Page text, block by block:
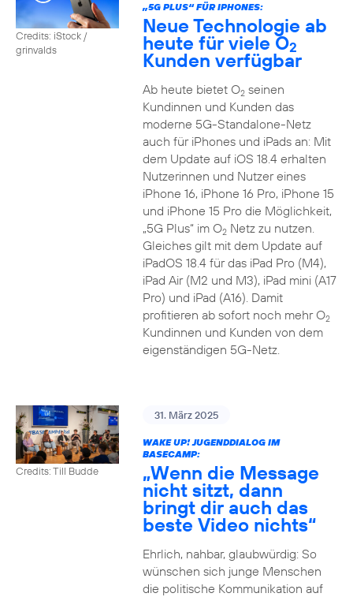
Credits: iStock /
grinvalds
„5G PLUS“ FÜR IPHONES:
Neue Technologie ab
heute für viele O2
Kunden verfügbar
Ab heute bietet O2seinen
Kundinnen und Kunden das
moderne 5G-Standalone-Netz
auch für iPhones und iPads an: Mit
dem Update auf iOS 18.4 erhalten
Nutzerinnen und Nutzer eines
iPhone 16, iPhone 16 Pro, iPhone 15
und iPhone 15 Pro die Möglichkeit,
„5G Plus“ im O2Netz zu nutzen.
Gleiches gilt mit dem Update auf
iPadOS 18.4 für das iPad Pro (M4),
iPad Air (M2 und M3), iPad mini (A17
Pro) und iPad (A16). Damit
profitieren ab sofort noch mehr O2
Kundinnen und Kunden von dem
eigenständigen 5G-Netz.
Credits: Till Budde
31. März 2025
WAKE UP! JUGENDDIALOG IM
BASECAMP:
„Wenn die Message
nicht sitzt, dann
bringt dir auch das
beste Video nichts“
Ehrlich, nahbar, glaubwürdig: So
wünschen sich junge Menschen
die politische Kommunikation auf